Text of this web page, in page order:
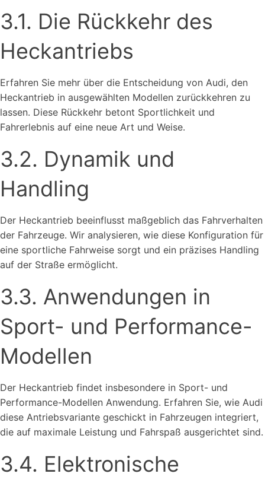
3.1. Die Rückkehr des
Heckantriebs
Erfahren Sie mehr über die Entscheidung von Audi, den
Heckantrieb in ausgewählten Modellen zurückkehren zu
lassen. Diese Rückkehr betont Sportlichkeit und
Fahrerlebnis auf eine neue Art und Weise.
3.2. Dynamik und
Handling
Der Heckantrieb beeinflusst maßgeblich das Fahrverhalten
der Fahrzeuge. Wir analysieren, wie diese Konfiguration für
eine sportliche Fahrweise sorgt und ein präzises Handling
auf der Straße ermöglicht.
3.3. Anwendungen in
Sport- und Performance-
Modellen
Der Heckantrieb findet insbesondere in Sport- und
Performance-Modellen Anwendung. Erfahren Sie, wie Audi
diese Antriebsvariante geschickt in Fahrzeugen integriert,
die auf maximale Leistung und Fahrspaß ausgerichtet sind.
3.4. Elektronische